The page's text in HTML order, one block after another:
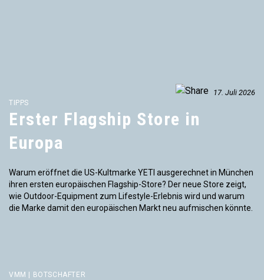
17. Juli 2026
TIPPS
Erster Flagship Store in
Europa
Warum eröffnet die US-Kultmarke YETI ausgerechnet in München
ihren ersten europäischen Flagship-Store? Der neue Store zeigt,
wie Outdoor-Equipment zum Lifestyle-Erlebnis wird und warum
die Marke damit den europäischen Markt neu aufmischen könnte.
VMM | BOTSCHAFTER